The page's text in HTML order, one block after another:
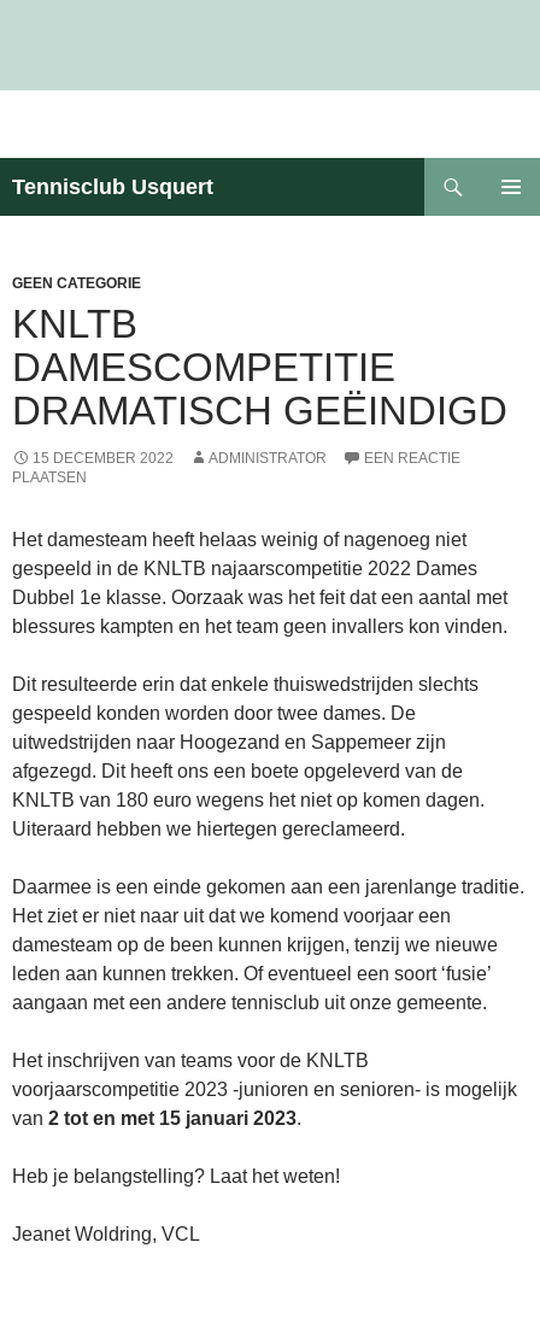
Tennisclub Usquert
INHOUD
GEEN CATEGORIE
KNLTB
DAMESCOMPETITIE
DRAMATISCH GEËINDIGD
15 DECEMBER 2022 ADMINISTRATOR
EEN REACTIE
PLAATSEN
Het damesteam heeft helaas weinig of nagenoeg niet
gespeeld in de KNLTB najaarscompetitie 2022 Dames
Dubbel 1e klasse. Oorzaak was het feit dat een aantal met
blessures kampten en het team geen invallers kon vinden.
Dit resulteerde erin dat enkele thuiswedstrijden slechts
gespeeld konden worden door twee dames. De
uitwedstrijden naar Hoogezand en Sappemeer zijn
afgezegd. Dit heeft ons een boete opgeleverd van de
KNLTB van 180 euro wegens het niet op komen dagen.
Uiteraard hebben we hiertegen gereclameerd.
Daarmee is een einde gekomen aan een jarenlange traditie.
Het ziet er niet naar uit dat we komend voorjaar een
damesteam op de been kunnen krijgen, tenzij we nieuwe
leden aan kunnen trekken. Of eventueel een soort ‘fusie’
aangaan met een andere tennisclub uit onze gemeente.
Het inschrijven van teams voor de KNLTB
voorjaarscompetitie 2023 -junioren en senioren- is mogelijk
van 2 tot en met 15 januari 2023.
Heb je belangstelling? Laat het weten!
Jeanet Woldring, VCL